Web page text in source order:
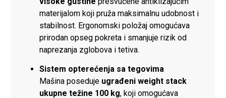
materijalom koji pruža maksimalnu udobnost i
stabilnost. Ergonomski položaj omogućava
prirodan opseg pokreta i smanjuje rizik od
naprezanja zglobova i tetiva.
Sistem opterećenja sa tegovima
Mašina poseduje ugrađeni weight stack
ukupne težine 100 kg, koji omogućava